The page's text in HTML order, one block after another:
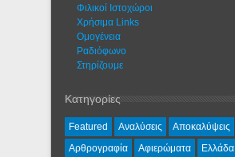
Φιλικοί Ιστοχώροι
Χρήσιμα Links
Ομογένεια
Ραδιόφωνο
Στηρίζουμε
Κατηγορίες
Featured Αναλύσεις
Αποκαλύψεις
Αρθρογραφία
Αφιερώματα Ελλάδα